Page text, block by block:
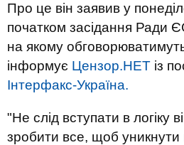
Про це він заявив у
початком засідання Ради
на якому
інформує Цензор.НЕТ із
Інтерфакс-Україна.
"Не слід вступати в логіку
зробити все, щоб уникнути